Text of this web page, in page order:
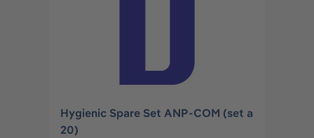
Hygienic Spare Set ANP-COM (set a
20)